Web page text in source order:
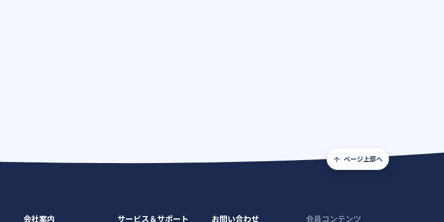
ページ上部へ
会社案内 サービス＆サポート お問い合わせ 会員コンテンツ